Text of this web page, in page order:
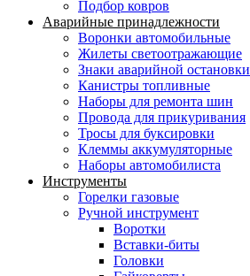
Подбор ковров
Аварийные принадлежности
Воронки автомобильные
Жилеты светоотражающие
Знаки аварийной остановки
Канистры топливные
Наборы для ремонта шин
Провода для прикуривания
Тросы для буксировки
Клеммы аккумуляторные
Наборы автомобилиста
Инструменты
Горелки газовые
Ручной инструмент
Воротки
Вставки-биты
Головки